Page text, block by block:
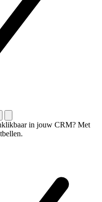
in jouw CRM? Met